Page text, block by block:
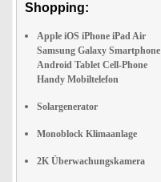
Shopping:
Apple iOS iPhone iPad Air
Samsung Galaxy Smartphone
Android Tablet Cell-Phone
Handy Mobiltelefon
Solargenerator
Monoblock Klimaanlage
2K Überwachungskamera